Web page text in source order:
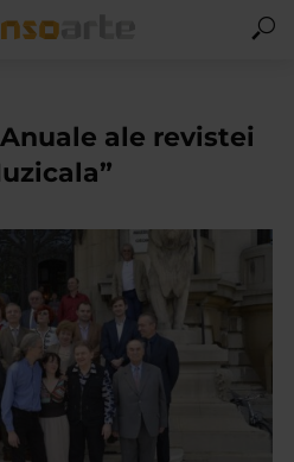
ale revistei